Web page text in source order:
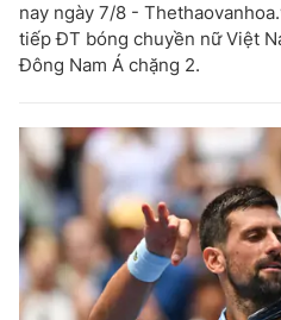
nay ngày 7/8 -
tiếp ĐT bóng chuyền nữ Việt
Đông Nam Á chặng 2.